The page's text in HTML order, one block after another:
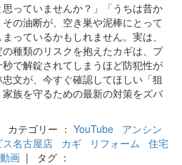
思っていませんか？」「うちは昔か
の油断が、空き巣や泥棒にとって
っているかもしれません。実は、
種類のリスクを抱えたカギは、プ
で解錠されてしまうほど防犯性が
文が、今すぐ確認してほしい「狙
族を守るための最新の対策をズバ
テゴリー ： YouTube
アンシン
名古屋店 カギ リフォーム
住宅
動画 | タグ ：